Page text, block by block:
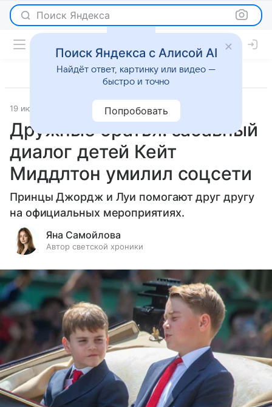
Поиск Яндекса
19 июня 2025 Светская жизнь
Дружные братья: забавный
диалог детей Кейт
Миддлтон умилил соцсети
Принцы Джордж и Луи помогают друг другу
на официальных мероприятиях.
Яна Самойлова
Автор светской хроники
Поиск Яндекса с Алисой AI
Найдёт ответ, картинку или видео —
быстро и точно
Попробовать